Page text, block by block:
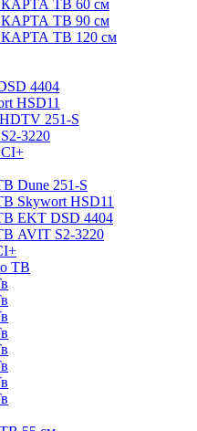
ТВ 60 см
ТВ 90 см
ТВ 120 см
4404
HSD11
251-S
3220
Dune 251-S
Skywort HSD11
EKT DSD 4404
AVIT S2-3220
ТВ